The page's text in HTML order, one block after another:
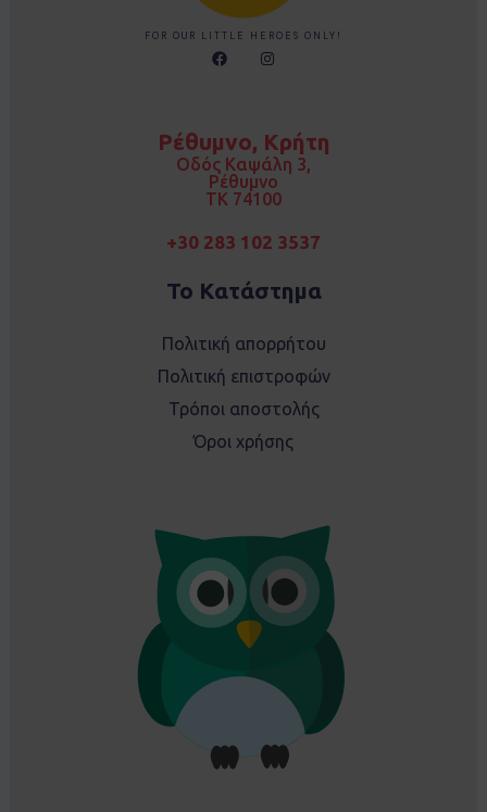
FOR OUR LITTLE HEROES ONLY!
F
a
o
I
n
r
a
m
Ρέθυμνο, Κρήτη
Οδός Καψάλη 3,
Ρέθυμνο
TK 74100
+30 283 102 3537
Το Κατάστημα
Πολιτική απορρήτου
Πολιτική επιστροφών
Τρόποι αποστολής
Όροι χρήσης